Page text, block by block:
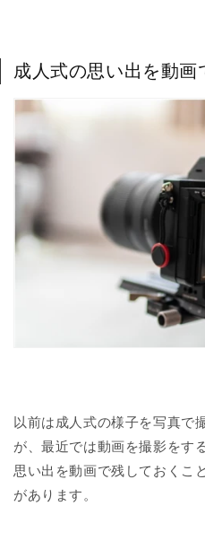
成人式の思い出を動画
以前は成人式の様子を写真で
が、最近では動画を撮影をす
思い出を動画で残しておくこ
があります。